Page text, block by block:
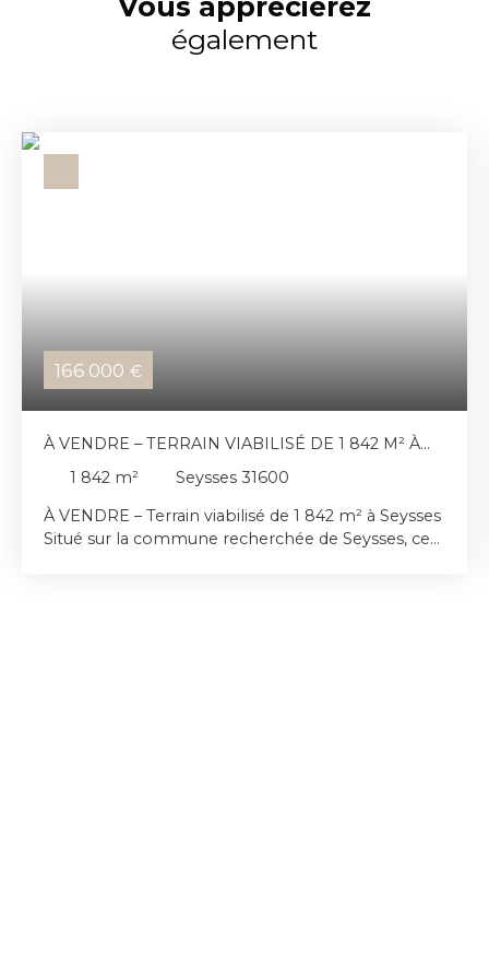
également
166 000 €
À VENDRE – TERRAIN VIABILISÉ DE 1 842 M² À
1 842 m²
Seysses 31600
À VENDRE – Terrain viabilisé de 1 842 m² à Seysses
Situé sur la commune recherchée de Seysses, ce